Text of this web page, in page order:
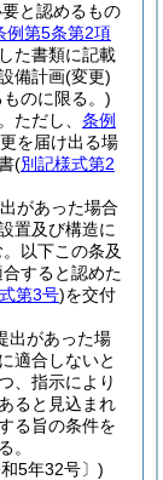
と認めるもの
例第5条第2項
た書類に記載
備計画(変更)
のに限る。)
ただし、 条例
を届け出る場
(別記様式第2
があった場合
置及び構造に
以下この条及
合すると認めた
第3号)を交付
出があった場
適合しないと
、指示により
ると見込まれ
る旨の条件を
。
5年32号〕)